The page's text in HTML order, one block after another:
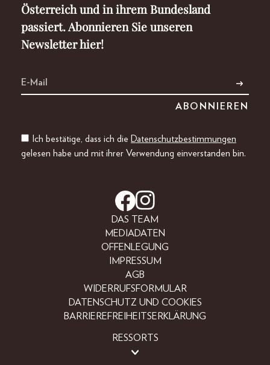
Österreich und in ihrem Bundesland
passiert. Abonnieren Sie unseren
Newsletter hier!
Ich bestätige, dass ich die Datenschutzbestimmungen
gelesen habe und mit ihrer Verwendung einverstanden bin.
DAS TEAM
MEDIADATEN
OFFENLEGUNG
IMPRESSUM
AGB
WIDERRUFSFORMULAR
DATENSCHUTZ UND COOKIES
BARRIEREFREIHEITSERKLÄRUNG
RESSORTS